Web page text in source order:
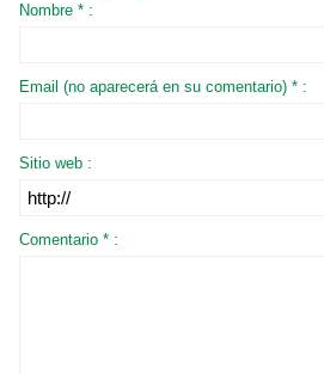
Nombre * :
Email (no aparecerá en su comentario) * :
Sitio web :
Comentario * :